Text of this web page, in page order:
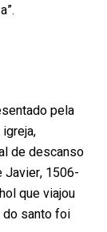
pela
de descanso
Javier, 1506-
que viajou
do santo foi